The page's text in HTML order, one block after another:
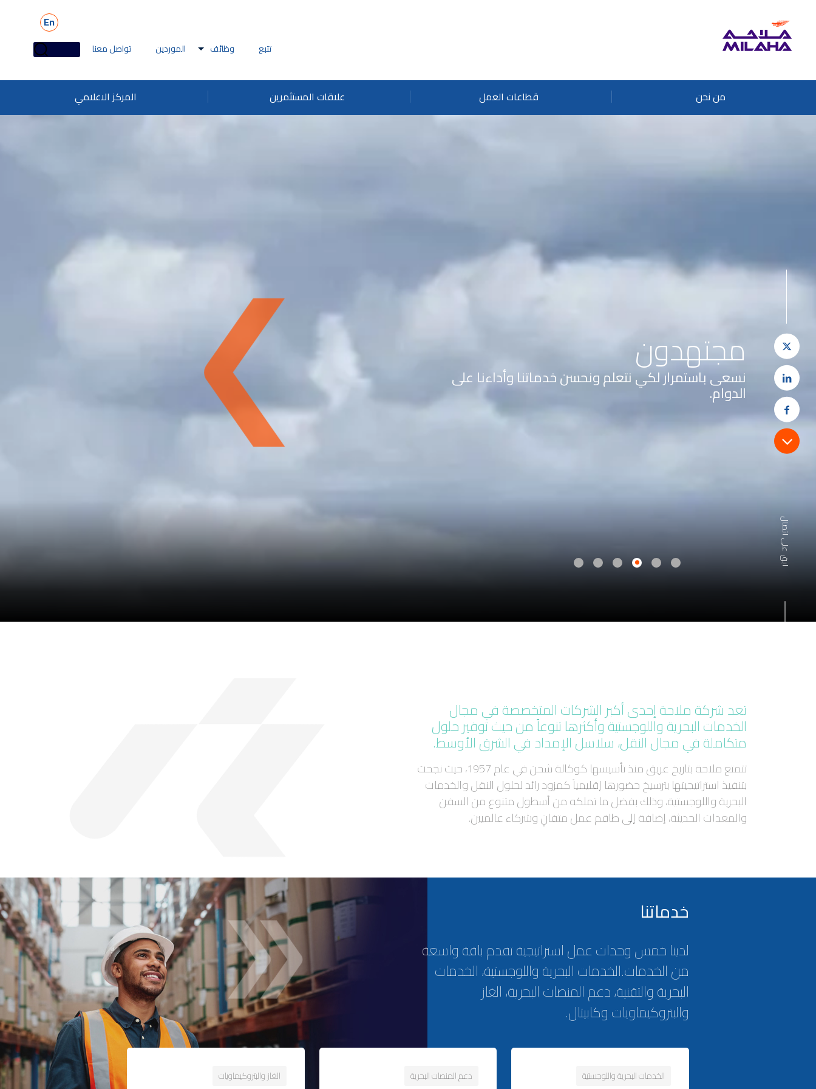
En
تتبع وظائف
وظائف ملاحة
الموردين تواصل معنا
من نحن قطاعات العمل علاقات المستثمرين المركز الاعلامي
ابق على اتصال
مجتهدون
نسعى باستمرار لكي نتعلم ونحسن خدماتنا وأداءنا على
الدوام.
تعد شركة ملاحة إحدى أكبر الشركات المتخصصة في مجال
الخدمات البحرية واللوجستية وأكثرها تنوعاً من حيث توفير حلول
متكاملة في مجال النقل، سلاسل الإمداد في الشرق الأوسط.
تتمتع ملاحة بتاريخ عريق منذ تأسيسها كوكالة شحن في عام 1957، حيث نجحت
بتنفيذ استراتيجيتها بترسيخ حضورها إقليمياً كمزود رائد لحلول النقل والخدمات
البحرية واللوجستية، وذلك بفضل ما تملكه من أسطول متنوع من السفن
والمعدات الحديثة، إضافة إلى طاقم عمل متفانٍ وشركاء عالميين.
خدماتنا
لدينا خمس وحدات عمل استراتيجية تقدم باقة واسعة
من الخدمات.الخدمات البحرية واللوجستية، الخدمات
البحرية والتقنية، دعم المنصات البحرية، الغاز
والبتروكيماويات وكابيتال.
الخدمات البحرية واللوجستية دعم المنصات البحرية الغاز والبتروكيماويات